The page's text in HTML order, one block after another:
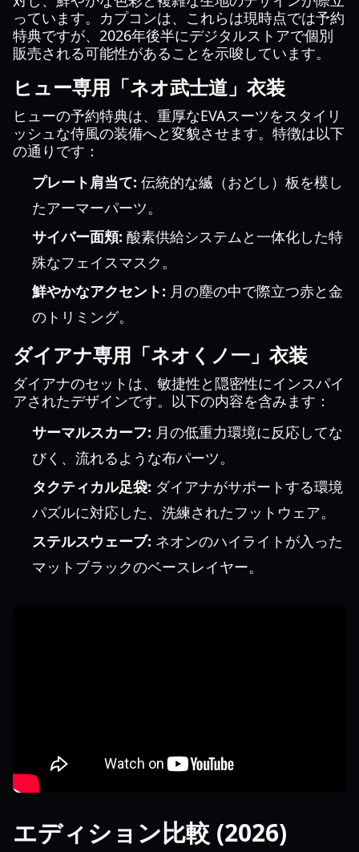
っています。カプコンは、これらは現時点では予約
特典ですが、2026年後半にデジタルストアで個別
販売される可能性があることを示唆しています。
ヒュー専用「ネオ武士道」衣装
ヒューの予約特典は、重厚なEVAスーツをスタイリ
ッシュな侍風の装備へと変貌させます。特徴は以下
の通りです：
プレート肩当て: 伝統的な縅（おどし）板を模し
たアーマーパーツ。
サイバー面頬: 酸素供給システムと一体化した特
殊なフェイスマスク。
鮮やかなアクセント: 月の塵の中で際立つ赤と金
のトリミング。
ダイアナ専用「ネオくノ一」衣装
ダイアナのセットは、敏捷性と隠密性にインスパイ
アされたデザインです。以下の内容を含みます：
サーマルスカーフ: 月の低重力環境に反応してな
びく、流れるような布パーツ。
タクティカル足袋: ダイアナがサポートする環境
パズルに対応した、洗練されたフットウェア。
ステルスウェーブ: ネオンのハイライトが入った
マットブラックのベースレイヤー。
エディション比較 (2026)